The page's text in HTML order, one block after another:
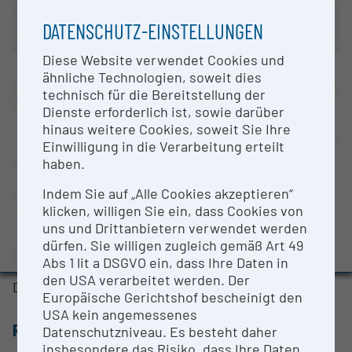
Contact
Information
National Strategy of Research Infrastructure
Research infrastructures in the European Union
Research infrastructure databases / Research
infrastructure networks
BMBWF Research Infrastructure Database:
Evaluation Study 2022
Awards and press releases
Medical University of Graz
Graz |Website
OPEN FOR COLLABORATION
SHORT DESCRIPTION
Hochdruckfixierung diverser biologisch- u.
medizinischer Proben.
CONTACT PERSON
Dr. Dagmar Kolb-Lenz
RESEARCH SERVICES
DATENSCHUTZ-EINSTELLUNGEN
Diese Website verwendet Cookies und
ähnliche Technologien, soweit dies
technisch für die Bereitstellung der
Dienste erforderlich ist, sowie darüber
hinaus weitere Cookies, soweit Sie Ihre
Einwilligung in die Verarbeitung erteilt
haben.
Indem Sie auf „Alle Cookies akzeptieren“
klicken, willigen Sie ein, dass Cookies von
uns und Drittanbietern verwendet werden
dürfen. Sie willigen zugleich gemäß Art 49
Abs 1 lit a DSGVO ein, dass Ihre Daten in
den USA verarbeitet werden. Der
Europäische Gerichtshof bescheinigt den
USA kein angemessenes
Datenschutzniveau. Es besteht daher
insbesondere das Risiko, dass Ihre Daten